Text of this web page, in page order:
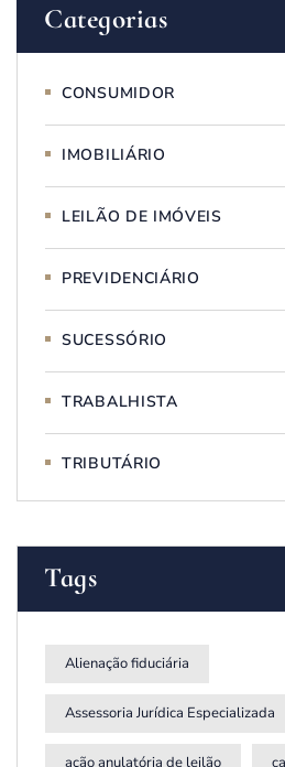
Categorias
CONSUMIDOR
IMOBILIÁRIO
LEILÃO DE IMÓVEIS
PREVIDENCIÁRIO
SUCESSÓRIO
TRABALHISTA
TRIBUTÁRIO
Tags
Alienação fiduciária
Assessoria Jurídica Especializada
ação anulatória de leilão